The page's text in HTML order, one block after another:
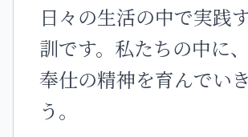
日々の生活の中で実践
訓です。私たちの中に
奉仕の精神を育んでい
う。